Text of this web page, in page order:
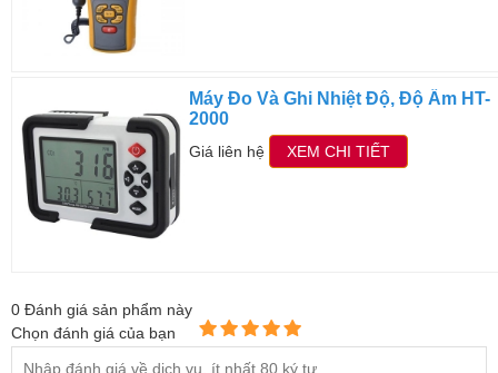
Máy Đo Và Ghi Nhiệt Độ, Độ Ẩm HT-
2000
Giá liên hệ XEM CHI TIẾT
0 Đánh giá sản phẩm này
Chọn đánh giá của bạn